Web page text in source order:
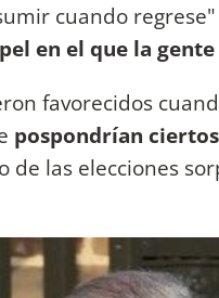
cuando regrese"
en el que la
favorecidos
pospondrían
de las elecciones